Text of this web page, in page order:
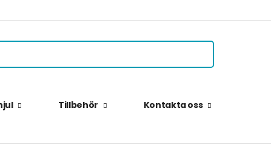
Tillbehör Kontakta oss